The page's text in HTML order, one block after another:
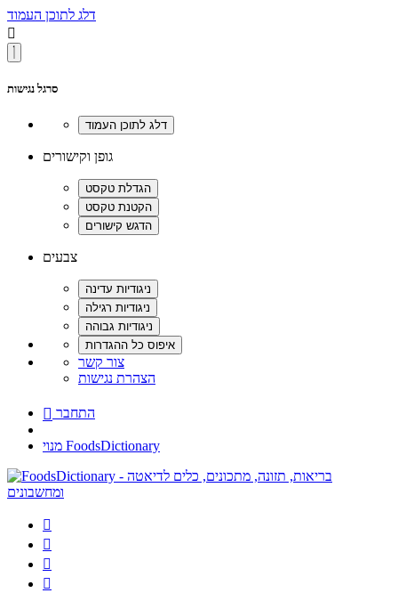
דלג לתוכן העמוד

סרגל נגישות
גופן וקישורים
צבעים
צור קשר
הצהרת נגישות
 התחבר
מנוי FoodsDictionary



